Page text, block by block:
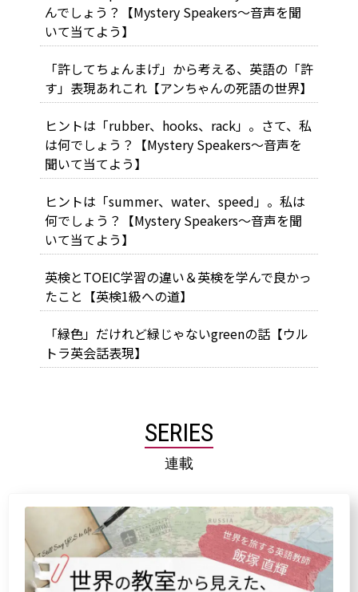
んでしょう？【Mystery Speakers～音声を聞
いて当てよう】
「許してちょんまげ」から考える、英語の「許
す」表現あれこれ【アンちゃんの死語の世界】
ヒントは「rubber、hooks、rack」。さて、私
は何でしょう？【Mystery Speakers～音声を
聞いて当てよう】
ヒントは「summer、water、speed」。私は
何でしょう？【Mystery Speakers～音声を聞
いて当てよう】
英検とTOEIC学習の違い＆英検を学んで良かっ
たこと【英検1級への道】
「緑色」だけれど緑じゃないgreenの話【ウル
トラ英会話表現】
SERIES
連載